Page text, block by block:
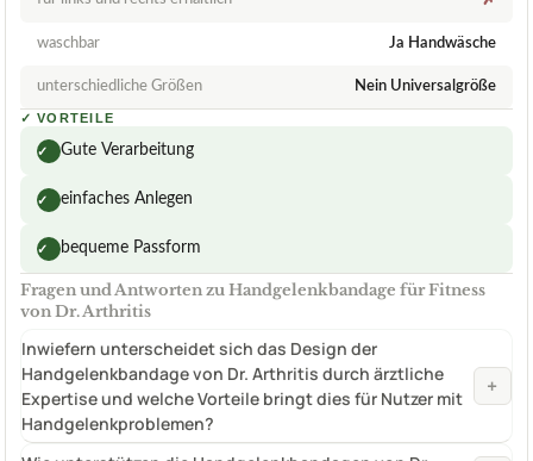
waschbar Ja Handwäsche
unterschiedliche Größen Nein Universalgröße
✓ VORTEILE
✓ Gute Verarbeitung
✓ einfaches Anlegen
✓ bequeme Passform
Fragen und Antworten zu Handgelenkbandage für Fitness
von Dr. Arthritis
Inwiefern unterscheidet sich das Design der
Handgelenkbandage von Dr. Arthritis durch ärztliche
Expertise und welche Vorteile bringt dies für Nutzer mit
Handgelenkproblemen?
+